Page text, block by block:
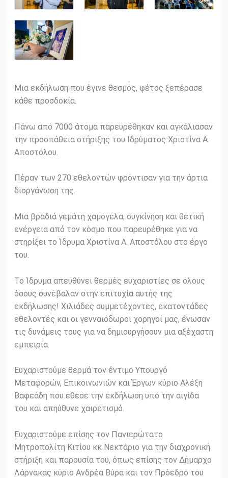
Μια εκδήλωση που έγινε θεσμός, φέτος ξεπέρασε
κάθε προσδοκία.
Πάνω από 7000 άτομα παρευρέθηκαν και αγκάλιασαν
την προσπάθεια στήριξης του Ιδρύματος Χριστίνα Α.
Αποστόλου.
Πέραν των 270 εθελοντών φρόντισαν για την άρτια
διοργάνωση της.
Μια βραδιά γεμάτη χαμόγελα, συγκίνηση και θετική
ενέργεια από τον κόσμο που παρευρέθηκε για να
στηρίξει το Ίδρυμα Χριστίνα Α. Αποστόλου στο έργο
του.
Το Ίδρυμα απευθύνει θερμές ευχαριστίες σε όλους
όσους συνέβαλαν στην επιτυχία αυτής της
εκδήλωσης! Χιλιάδες συμμετέχοντες, εκατοντάδες
εθελοντές και οι γενναιόδωροι χορηγοί μας, ένωσαν
τις δυνάμεις τους για να δημιουργήσουν μια αξέχαστη
εμπειρία.
Ευχαριστούμε θερμά τον έντιμο Υπουργό
Μεταφορών, Επικοινωνιών και Έργων κύριο Αλέξη
Βαφεάδη που έθεσε την εκδήλωση υπό την αιγίδα
του και απηύθυνε χαιρετισμό.
Ευχαριστούμε επίσης τον Πανιερώτατο
Μητροπολίτη Κιτίου κκ Νεκτάριο για την διαχρονική
στήριξη και παρουσία του, όπως επίσης τον Δήμαρχο
Λάρνακας κύριο Ανδρέα Βύρα και τον Πρόεδρο του